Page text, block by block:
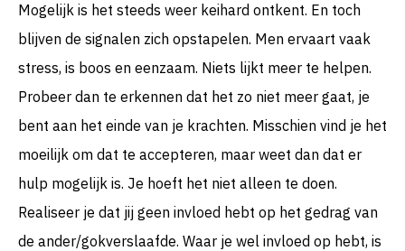
Mogelijk is het steeds weer keihard ontkent. En toch
blijven de signalen zich opstapelen. Men ervaart vaak
stress, is boos en eenzaam. Niets lijkt meer te helpen.
Probeer dan te erkennen dat het zo niet meer gaat, je
bent aan het einde van je krachten. Misschien vind je het
moeilijk om dat te accepteren, maar weet dan dat er
hulp mogelijk is. Je hoeft het niet alleen te doen.
Realiseer je dat jij geen invloed hebt op het gedrag van
de ander/gokverslaafde. Waar je wel invloed op hebt, is